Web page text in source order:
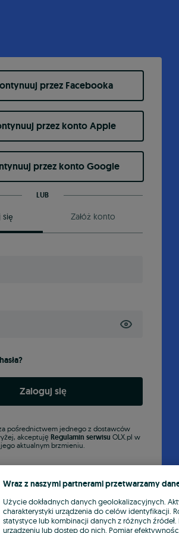
przez Facebooka
przez konto Apple
przez konto Google
LUB
się Załóż konto
Zaloguj się
pośrednictwem jednego z dostawców
akceptuję Regulamin serwisu OLX.pl w
jego aktualnym brzmieniu.
Wraz z naszymi partnerami przetwarzamy
Użycie dokładnych danych geolokalizacyjnych.
charakterystyki urządzenia do celów identyfikacji.
statystyce lub kombinacji danych z różnych
urządzeniu lub dostęp do nich. Pomiar